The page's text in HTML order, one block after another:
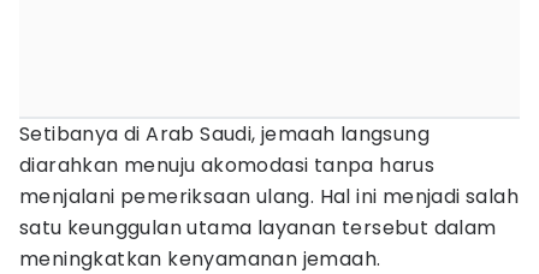
Setibanya di Arab Saudi, jemaah langsung
diarahkan menuju akomodasi tanpa harus
menjalani pemeriksaan ulang. Hal ini menjadi salah
satu keunggulan utama layanan tersebut dalam
meningkatkan kenyamanan jemaah.